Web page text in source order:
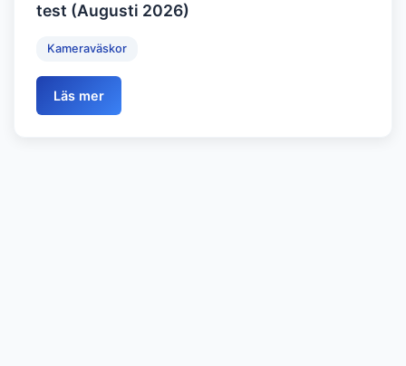
test (Augusti 2026)
Kameraväskor
Läs mer